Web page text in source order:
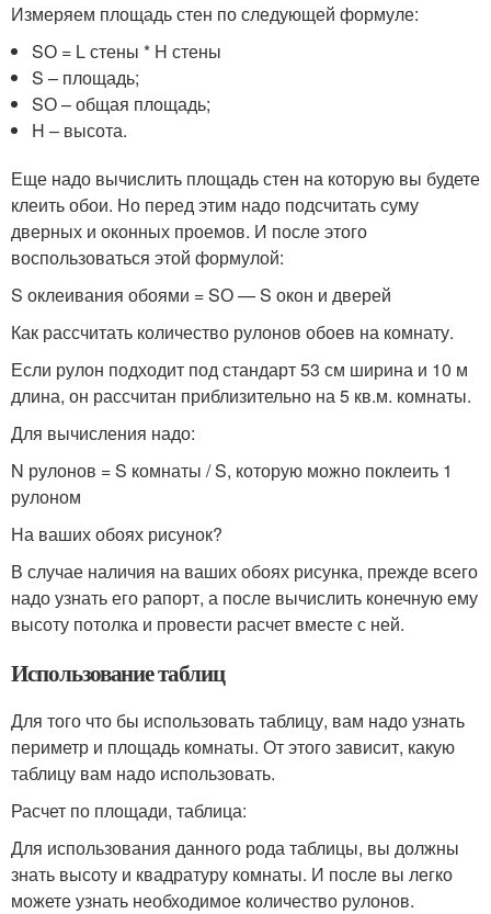
Измеряем площадь стен по следующей формуле:
SО = L стены * H стены
S – площадь;
SО – общая площадь;
H – высота.
Еще надо вычислить площадь стен на которую вы будете
клеить обои. Но перед этим надо подсчитать суму
дверных и оконных проемов. И после этого
воспользоваться этой формулой:
S оклеивания обоями = SО — S окон и дверей
Как рассчитать количество рулонов обоев на комнату.
Если рулон подходит под стандарт 53 см ширина и 10 м
длина, он рассчитан приблизительно на 5 кв.м. комнаты.
Для вычисления надо:
N рулонов = S комнаты / S, которую можно поклеить 1
рулоном
На ваших обоях рисунок?
В случае наличия на ваших обоях рисунка, прежде всего
надо узнать его рапорт, а после вычислить конечную ему
высоту потолка и провести расчет вместе с ней.
Использование таблиц
Для того что бы использовать таблицу, вам надо узнать
периметр и площадь комнаты. От этого зависит, какую
таблицу вам надо использовать.
Расчет по площади, таблица:
Для использования данного рода таблицы, вы должны
знать высоту и квадратуру комнаты. И после вы легко
можете узнать необходимое количество рулонов.